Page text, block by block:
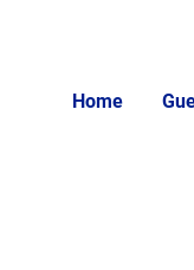
Home